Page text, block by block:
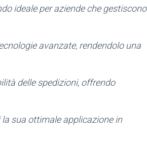
ideale per aziende che gestiscono
avanzate, rendendolo una
delle spedizioni, offrendo
sua ottimale applicazione in